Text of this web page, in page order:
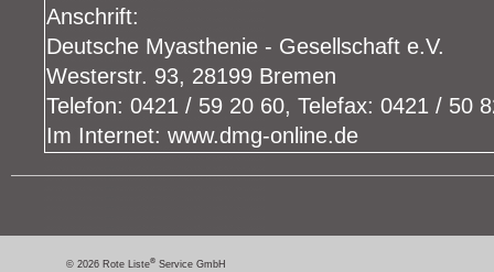
Anschrift:
Deutsche Myasthenie - Gesellschaft e.V.
Westerstr. 93, 28199 Bremen
Telefon: 0421 / 59 20 60, Telefax: 0421 / 50
Im Internet: www.dmg-online.de
© 2026 Rote Liste® Service GmbH